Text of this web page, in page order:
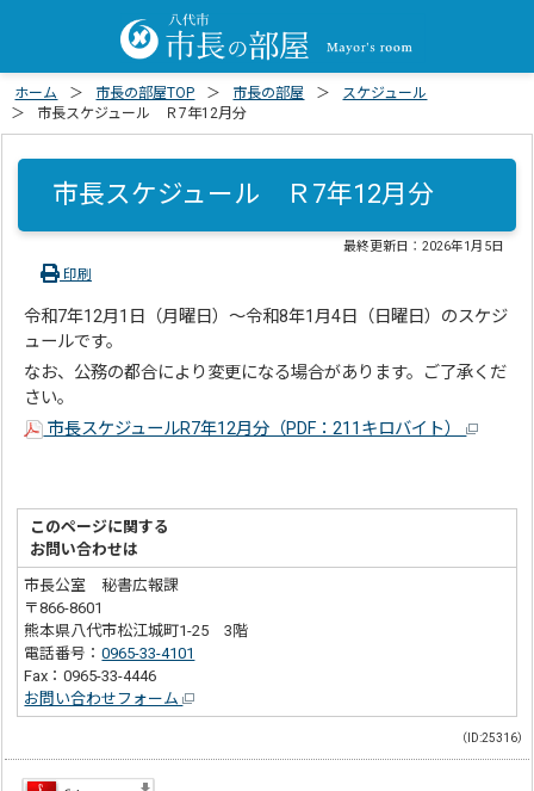
ホーム 市長の部屋TOP 市長の部屋
スケジュール
市長スケジュール Ｒ7年12月分
市長スケジュール Ｒ7年12月分
最終更新日： 2026年1月5日
印刷
令和7年12月1日（月曜日）～令和8年1月4日（日曜日）のスケジ
ュールです。
なお、公務の都合により変更になる場合があります。ご了承くだ
さい。
市長スケジュールR7年12月分（PDF：211キロバイト）
このページに関する
お問い合わせは
市長公室 秘書広報課
〒866-8601
熊本県八代市松江城町1-25 3階
電話番号：0965-33-4101
Fax：0965-33-4446
お問い合わせフォーム
（ID:25316）